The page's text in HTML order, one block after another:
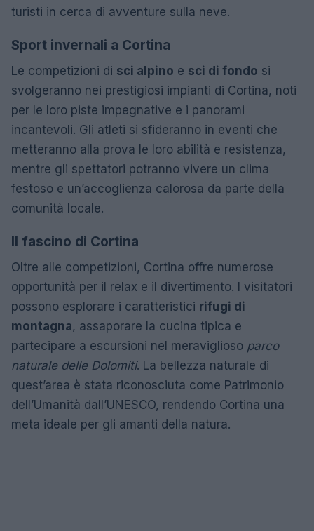
turisti in cerca di avventure sulla neve.
Sport invernali a Cortina
Le competizioni di sci alpino e sci di fondo si
svolgeranno nei prestigiosi impianti di Cortina, noti
per le loro piste impegnative e i panorami
incantevoli. Gli atleti si sfideranno in eventi che
metteranno alla prova le loro abilità e resistenza,
mentre gli spettatori potranno vivere un clima
festoso e un’accoglienza calorosa da parte della
comunità locale.
Il fascino di Cortina
Oltre alle competizioni, Cortina offre numerose
opportunità per il relax e il divertimento. I visitatori
possono esplorare i caratteristici rifugi di
montagna, assaporare la cucina tipica e
partecipare a escursioni nel meraviglioso parco
naturale delle Dolomiti. La bellezza naturale di
quest’area è stata riconosciuta come Patrimonio
dell’Umanità dall’UNESCO, rendendo Cortina una
meta ideale per gli amanti della natura.